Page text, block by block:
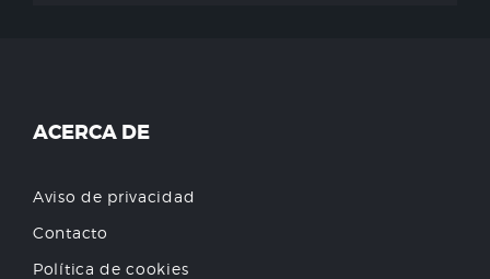
ACERCA DE
Aviso de privacidad
Contacto
Política de cookies